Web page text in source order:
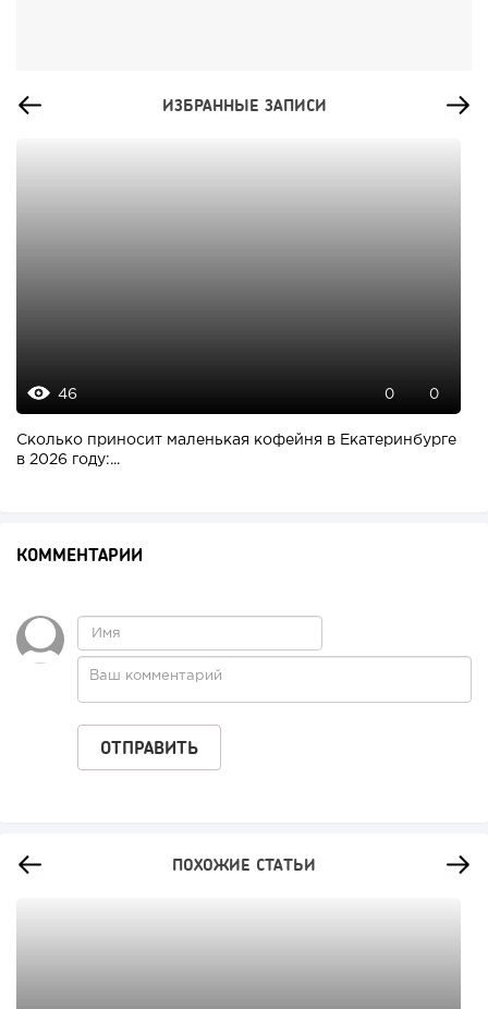
ИЗБРАННЫЕ ЗАПИСИ
46 0 0
Сколько приносит маленькая кофейня в Екатеринбурге
в 2026 году:...
КОММЕНТАРИИ
ПОХОЖИЕ СТАТЬИ